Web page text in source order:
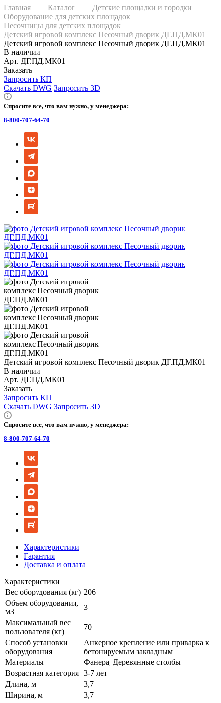
Главная — Каталог — Детские площадки и городки —
Оборудование для детских площадок —
Песочницы для детских площадок —
Детский игровой комплекс Песочный дворик ДГ.ПД.МК01
Детский игровой комплекс Песочный дворик ДГ.ПД.МК01
В наличии
Арт. ДГ.ПД.МК01
Заказать
Запросить КП
Скачать DWG Запросить 3D
Спросите все, что вам нужно, у менеджера:
8-800-707-64-70
Детский игровой комплекс Песочный дворик ДГ.ПД.МК01
В наличии
Арт. ДГ.ПД.МК01
Заказать
Запросить КП
Скачать DWG Запросить 3D
Спросите все, что вам нужно, у менеджера:
8-800-707-64-70
Характеристики
Гарантия
Доставка и оплата
Характеристики
Вес оборудования (кг) 206
Объем оборудования,
м3
3
Максимальный вес
пользователя (кг)
70
Способ установки
оборудования
Анкерное крепление или приварка к
бетонируемым закладным
Материалы
Фанера, Деревянные столбы
Возрастная категория 3-7 лет
Длина, м
3,7
Ширина, м
3,7